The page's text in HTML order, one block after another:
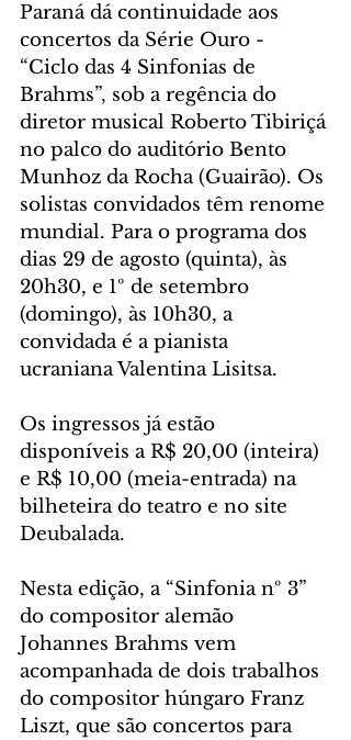
Paraná dá continuidade aos
concertos da Série Ouro -
“Ciclo das 4 Sinfonias de
Brahms”, sob a regência do
diretor musical Roberto Tibiriçá
no palco do auditório Bento
Munhoz da Rocha (Guairão). Os
solistas convidados têm renome
mundial. Para o programa dos
dias 29 de agosto (quinta), às
20h30, e 1º de setembro
(domingo), às 10h30, a
convidada é a pianista
ucraniana Valentina Lisitsa.
Os ingressos já estão
disponíveis a R$ 20,00 (inteira)
e R$ 10,00 (meia-entrada) na
bilheteira do teatro e no site
Deubalada.
Nesta edição, a “Sinfonia nº 3”
do compositor alemão
Johannes Brahms vem
acompanhada de dois trabalhos
do compositor húngaro Franz
Liszt, que são concertos para